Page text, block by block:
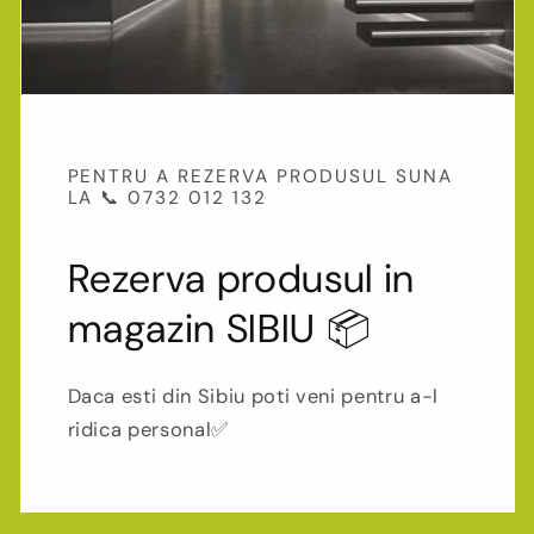
PENTRU A REZERVA PRODUSUL SUNA
LA 📞 0732 012 132
Rezerva produsul in
magazin SIBIU 📦
Daca esti din Sibiu poti veni pentru a-l
ridica personal✅